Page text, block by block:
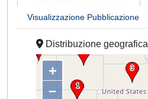
Visualizzazione Pubblicazione
Distribuzione geografica
+
–